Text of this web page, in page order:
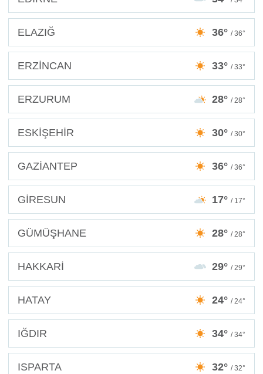
ELAZIĞ 36° / 36°
ERZİNCAN 33° / 33°
ERZURUM 28° / 28°
ESKİŞEHİR 30° / 30°
GAZİANTEP 36° / 36°
GİRESUN 17° / 17°
GÜMÜŞHANE 28° / 28°
HAKKARİ 29° / 29°
HATAY 24° / 24°
IĞDIR 34° / 34°
ISPARTA 32° / 32°